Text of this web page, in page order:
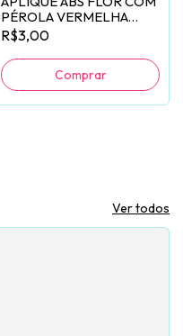
PÉROLA VERMELHA
(2CM) - 2 UNIDADES
R$3,00
Ver todos